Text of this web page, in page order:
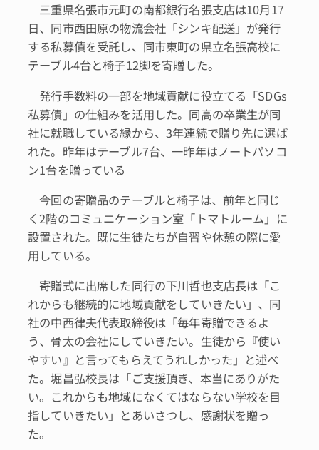
三重県名張市元町の南都銀行名張支店は10月17
日、同市西田原の物流会社「シンキ配送」が発行
する私募債を受託し、同市東町の県立名張高校に
テーブル4台と椅子12脚を寄贈した。
発行手数料の一部を地域貢献に役立てる「SDGs
私募債」の仕組みを活用した。同高の卒業生が同
社に就職している縁から、3年連続で贈り先に選ば
れた。昨年はテーブル7台、一昨年はノートパソコ
ン1台を贈っている
今回の寄贈品のテーブルと椅子は、前年と同じ
く2階のコミュニケーション室「トマトルーム」に
設置された。既に生徒たちが自習や休憩の際に愛
用している。
寄贈式に出席した同行の下川哲也支店長は「こ
れからも継続的に地域貢献をしていきたい」、同
社の中西律夫代表取締役は「毎年寄贈できるよ
う、骨太の会社にしていきたい。生徒から『使い
やすい』と言ってもらえてうれしかった」と述べ
た。堀昌弘校長は「ご支援頂き、本当にありがた
い。これからも地域になくてはならない学校を目
指していきたい」とあいさつし、感謝状を贈っ
た。